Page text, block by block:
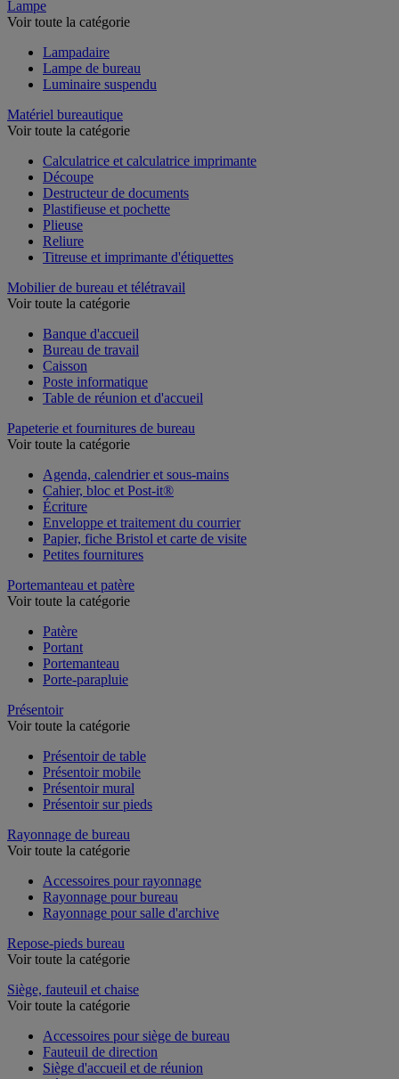
Lampe
Voir toute la catégorie
Lampadaire
Lampe de bureau
Luminaire suspendu
Matériel bureautique
Voir toute la catégorie
Calculatrice et calculatrice imprimante
Découpe
Destructeur de documents
Plastifieuse et pochette
Plieuse
Reliure
Titreuse et imprimante d'étiquettes
Mobilier de bureau et télétravail
Voir toute la catégorie
Banque d'accueil
Bureau de travail
Caisson
Poste informatique
Table de réunion et d'accueil
Papeterie et fournitures de bureau
Voir toute la catégorie
Agenda, calendrier et sous-mains
Cahier, bloc et Post-it®
Écriture
Enveloppe et traitement du courrier
Papier, fiche Bristol et carte de visite
Petites fournitures
Portemanteau et patère
Voir toute la catégorie
Patère
Portant
Portemanteau
Porte-parapluie
Présentoir
Voir toute la catégorie
Présentoir de table
Présentoir mobile
Présentoir mural
Présentoir sur pieds
Rayonnage de bureau
Voir toute la catégorie
Accessoires pour rayonnage
Rayonnage pour bureau
Rayonnage pour salle d'archive
Repose-pieds bureau
Voir toute la catégorie
Siège, fauteuil et chaise
Voir toute la catégorie
Accessoires pour siège de bureau
Fauteuil de direction
Siège d'accueil et de réunion